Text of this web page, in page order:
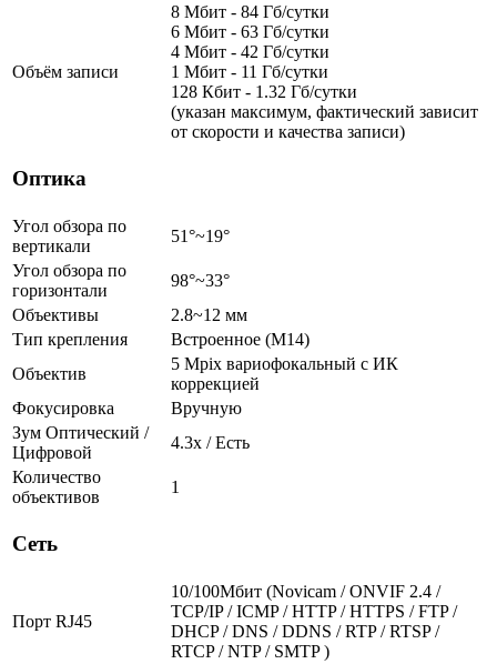
Объём записи
8 Мбит - 84 Гб/сутки
6 Мбит - 63 Гб/сутки
4 Мбит - 42 Гб/сутки
1 Мбит - 11 Гб/сутки
128 Кбит - 1.32 Гб/сутки
(указан максимум, фактический зависит
от скорости и качества записи)
Оптика
Угол обзора по
вертикали
51°~19°
Угол обзора по
горизонтали
98°~33°
Объективы
2.8~12 мм
Тип крепления
Встроенное (M14)
Объектив
5 Mpix вариофокальный c ИК
коррекцией
Фокусировка
Вручную
Зум Оптический /
Цифровой
4.3х / Есть
Количество
объективов
1
Сеть
Порт RJ45
10/100Мбит (Novicam / ONVIF 2.4 /
TCP/IP / ICMP / HTTP / HTTPS / FTP /
DHCP / DNS / DDNS / RTP / RTSP /
RTCP / NTP / SMTP )